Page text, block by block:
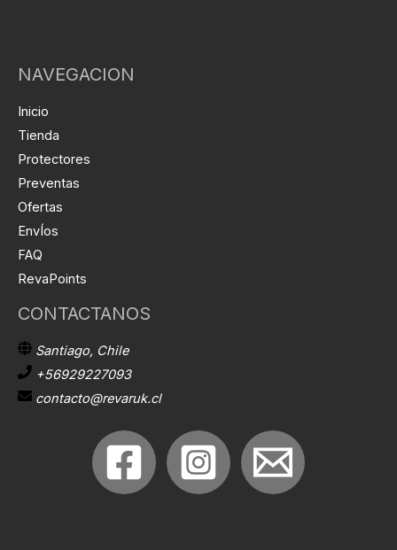
NAVEGACION
Inicio
Tienda
Protectores
Preventas
Ofertas
EnvÍos
FAQ
RevaPoints
CONTACTANOS
Santiago, Chile
+56929227093
contacto@revaruk.cl